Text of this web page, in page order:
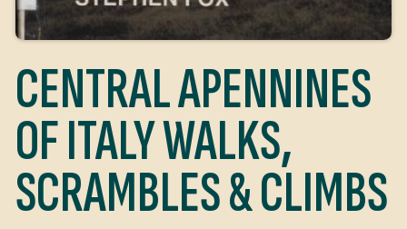
CENTRAL APENNINES
OF ITALY WALKS,
SCRAMBLES & CLIMBS